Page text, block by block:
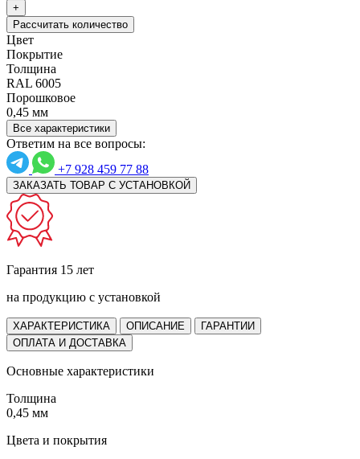
+
Рассчитать количество
Цвет
Покрытие
Толщина
RAL 6005
Порошковое
0,45 мм
Все характеристики
Ответим на все вопросы:
+7 928 459 77 88
ЗАКАЗАТЬ ТОВАР С УСТАНОВКОЙ
Гарантия 15 лет
на продукцию с установкой
ХАРАКТЕРИСТИКА ОПИСАНИЕ
ГАРАНТИИ
ОПЛАТА И ДОСТАВКА
Основные характеристики
Толщина
0,45 мм
Цвета и покрытия